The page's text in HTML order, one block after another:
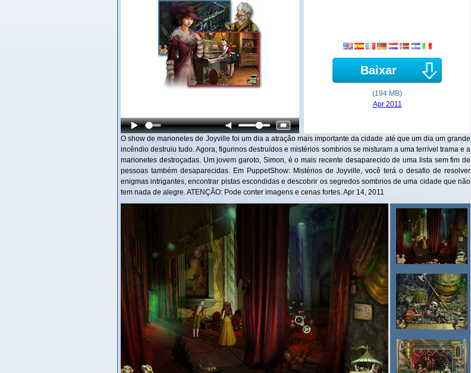
Baixar
(194 MB)
Apr 2011
O show de marionetes de Joyville foi um dia a atração mais importante da cidade até que um dia um grande
incêndio destruiu tudo. Agora, figurinos destruídos e mistérios sombrios se misturam a uma terrível trama e a
marionetes destroçadas. Um jovem garoto, Simon, é o mais recente desaparecido de uma lista sem fim de
pessoas também desaparecidas. Em PuppetShow: Mistérios de Joyville, você terá o desafio de resolver
enigmas intrigantes, encontrar pistas escondidas e descobrir os segredos sombrios de uma cidade que não
tem nada de alegre. ATENÇÃO: Pode conter imagens e cenas fortes. Apr 14, 2011